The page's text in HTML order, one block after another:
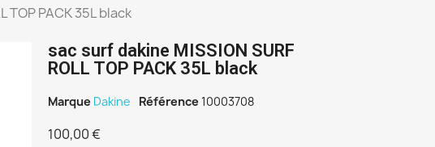
TOP PACK 35L black
sac surf dakine MISSION SURF
ROLL TOP PACK 35L black
Marque Dakine Référence 10003708
100,00 €